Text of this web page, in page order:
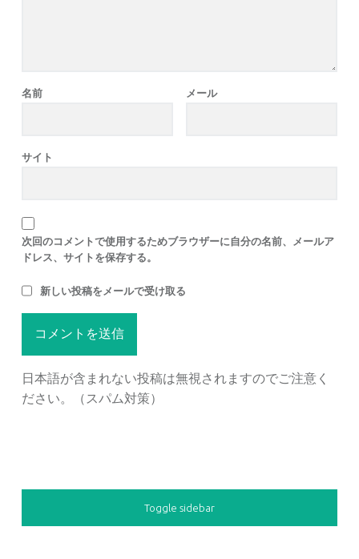
名前 メール
サイト
次回のコメントで使用するためブラウザーに自分の名前、メールア
ドレス、サイトを保存する。
新しい投稿をメールで受け取る
日本語が含まれない投稿は無視されますのでご注意く
ださい。（スパム対策）
SIDEBAR
Toggle sidebar